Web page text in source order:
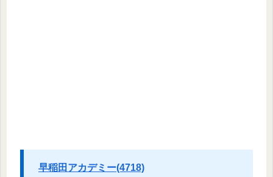
早稲田アカデミー(4718)